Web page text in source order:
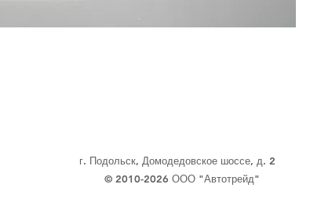
г. Подольск, Домодедовское шоссе, д. 2
© 2010-2026 ООО "Автотрейд"